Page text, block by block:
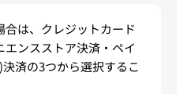
合は、クレジットカード
エンスストア決済・ペイ
済の3つから選択するこ